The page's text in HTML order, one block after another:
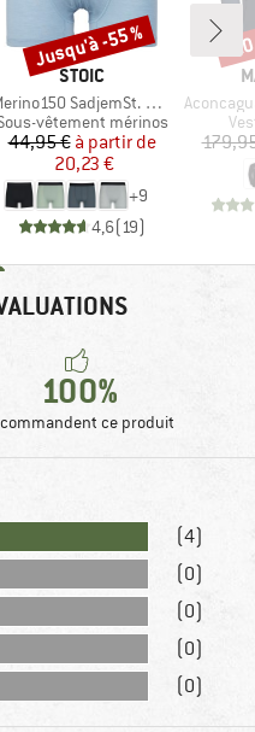
MARQUE
STOIC
SadjemSt. Boxer
group
vêtement mérinos
Prix
44,95 € Prix réduit
à partir de
20,23 €
+9
4,6(19)
Remise
Jusqu'à -55 %
Article
Aconcagua
-
100%
ce produit
(4)
(0)
(0)
(0)
(0)